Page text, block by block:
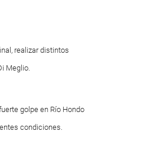
realizar distintos
Meglio.
golpe en Río Hondo
condiciones.